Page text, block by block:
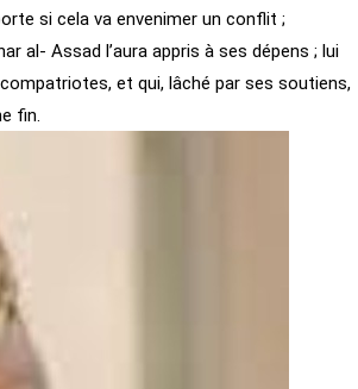
si cela va envenimer un conflit ;
al- Assad l’aura appris à ses dépens ; lui
et qui, lâché par ses soutiens,
fin.